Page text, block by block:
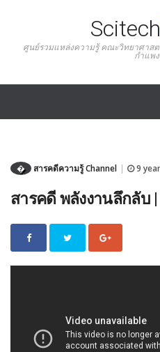
Scitech
ศูนย์รวมแหล่งความรู้ คณะวิทยาศาส
กำแพ
� สารคดีความรู้ Channel 9
สารคดี พลังงานลึกลับ